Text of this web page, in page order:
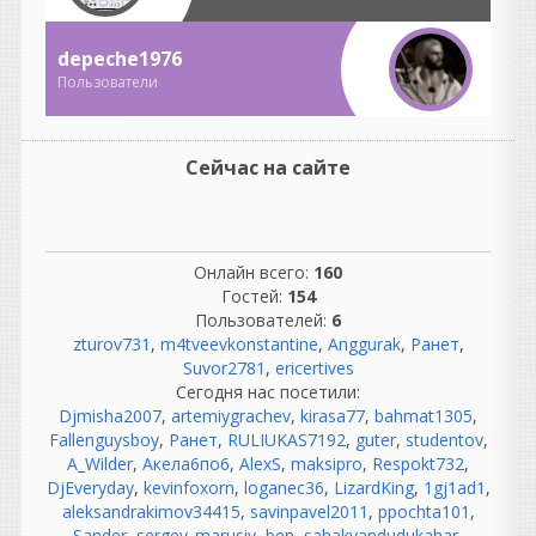
сложнее.
огромные аналоговые
консоли;
компрессоры, эквалайзеры;
синхронизация
Инженеры тратили
огромное количество
времени на обслуживание
оборудования.
«Никто не ругался.»
Вот это вообще миф. 😄
Если почитать
воспоминания
звукорежиссеров 70-х, 80-х
и 90-х, они ругались
постоянно:
depeche1976
Пользователи
Сейчас на сайте
Онлайн всего: 160
Гостей: 154
Пользователей: 6
zturov731 , m4tveevkonstantine, Anggurak, Ранет,
Suvor2781 , ericertives
Сегодня нас посетили:
Djmisha2007, artemiygrachev, kirasa77, bahmat1305,
Fallenguysboy, Ранет, RULIUKAS7192, guter, studentov,
A_Wilder, Акела6по6, AlexS, maksipro, Respokt732,
DjEveryday, kevinfoxorn, loganec36, LizardKing, 1gj1ad1 ,
aleksandrakimov34415, savinpavel2011 , ppochta101 ,